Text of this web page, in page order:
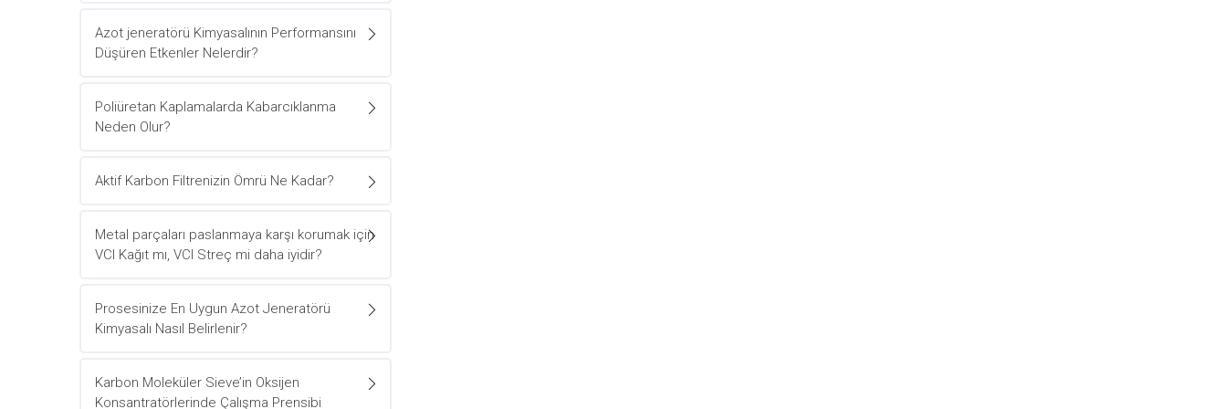
Azot jeneratörü Kimyasalının Performansını
Düşüren Etkenler Nelerdir?
Poliüretan Kaplamalarda Kabarcıklanma
Neden Olur?
Aktif Karbon Filtrenizin Ömrü Ne Kadar?
Metal parçaları paslanmaya karşı korumak için
VCI Kağıt mı, VCI Streç mi daha iyidir?
Prosesinize En Uygun Azot Jeneratörü
Kimyasalı Nasıl Belirlenir?
Karbon Moleküler Sieve’in Oksijen
Konsantratörlerinde Çalışma Prensibi